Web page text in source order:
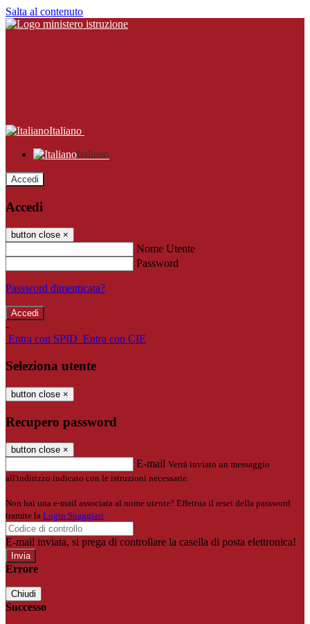
Salta al contenuto
Italiano
Italiano
Accedi
Accedi
button close ×
Nome Utente
Password
Password dimenticata?
-
Entra con SPID Entra con CIE
Seleziona utente
button close ×
Recupero password
button close ×
E-mail Verrà inviato un messaggio
all'indirizzo indicato con le istruzioni necessarie.
Non hai una e-mail associata al nome utente? Effettua il reset della password
tramite la Login Spaggiari
E-mail inviata, si prega di controllare la casella di posta elettronica!
Errore
Chiudi
Successo